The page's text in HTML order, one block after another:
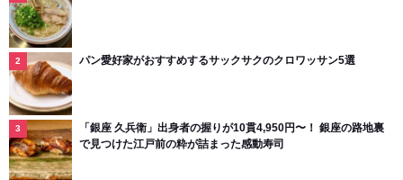
パン愛好家がおすすめするサックサクのクロワッサン5選
「銀座 久兵衛」出身者の握りが10貫4,950円〜！ 銀座の路地裏
で見つけた江戸前の粋が詰まった感動寿司